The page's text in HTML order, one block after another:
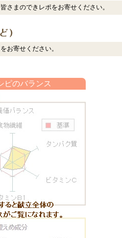
さまのできレポをお寄せください。
お寄せください。
ピのバランス